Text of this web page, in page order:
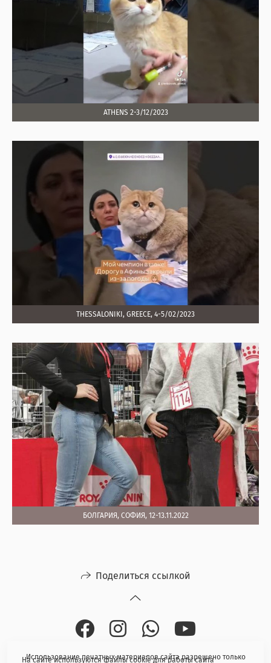
ATHENS 2-3/12/2023
THESSALONIKI, GREECE, 4-5/02/2023
БОЛГАРИЯ, СОФИЯ, 12-13.11.2022
Поделиться ссылкой
Использование печатных материалов сайта разрешено только
На сайте используются файлы cookie для работы сайта